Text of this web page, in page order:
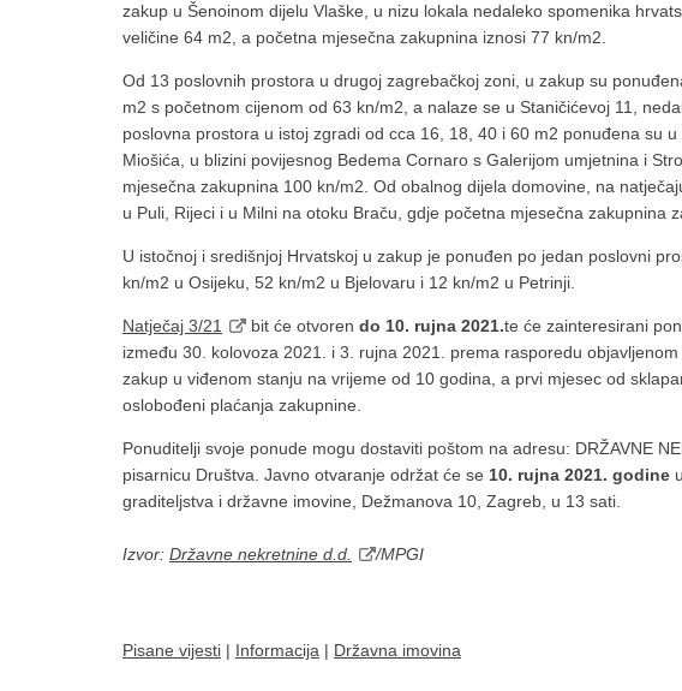
zakup u Šenoinom dijelu Vlaške, u nizu lokala nedaleko spomenika
veličine 64 m2, a početna mjesečna zakupnina iznosi 77 kn/m2.
Od 13 poslovnih prostora u drugoj zagrebačkoj zoni, u zakup su
m2 s početnom cijenom od 63 kn/m2, a nalaze se u Staničićevoj 11,
poslovna prostora u istoj zgradi od cca 16, 18, 40 i 60 m2 ponuđena su
Miošića, u blizini povijesnog Bedema Cornaro s Galerijom umjetnina i
mjesečna zakupnina 100 kn/m2. Od obalnog dijela domovine, na
u Puli, Rijeci i u Milni na otoku Braču, gdje početna mjesečna zakupnina
U istočnoj i središnjoj Hrvatskoj u zakup je ponuđen po jedan poslovni
kn/m2 u Osijeku, 52 kn/m2 u Bjelovaru i 12 kn/m2 u Petrinji.
Natječaj 3/21 bit će otvoren do 10. rujna 2021.te će zainteresirani
između 30. kolovoza 2021. i 3. rujna 2021. prema rasporedu
zakup u viđenom stanju na vrijeme od 10 godina, a prvi mjesec od
oslobođeni plaćanja zakupnine.
Ponuditelji svoje ponude mogu dostaviti poštom na adresu: DRŽAVNE
pisarnicu Društva. Javno otvaranje održat će se 10. rujna 2021. godine
graditeljstva i državne imovine, Dežmanova 10, Zagreb, u 13 sati.
Izvor: Državne nekretnine d.d. /MPGI
Pisane vijesti | Informacija | Državna imovina